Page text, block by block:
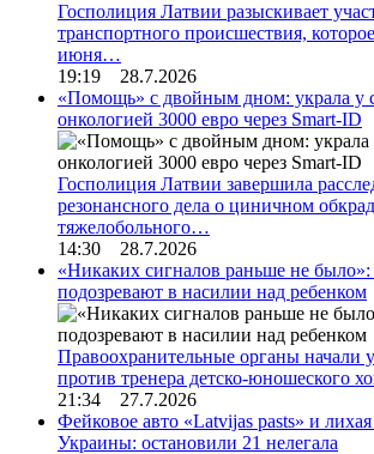
Госполиция Латвии разыскивает
транспортного происшествия,
июня…
19:19 28.7.2026
«Помощь» с двойным дном: украла у
онкологией 3000 евро через Smart-ID
Госполиция Латвии завершила
резонансного дела о циничном
тяжелобольного…
14:30 28.7.2026
«Никаких сигналов раньше не было»:
подозревают в насилии над ребенком
Правоохранительные органы начали
против тренера детско-юношеского
21:34 27.7.2026
Фейковое авто «Latvijas pasts» и
Украины: остановили 21 нелегала